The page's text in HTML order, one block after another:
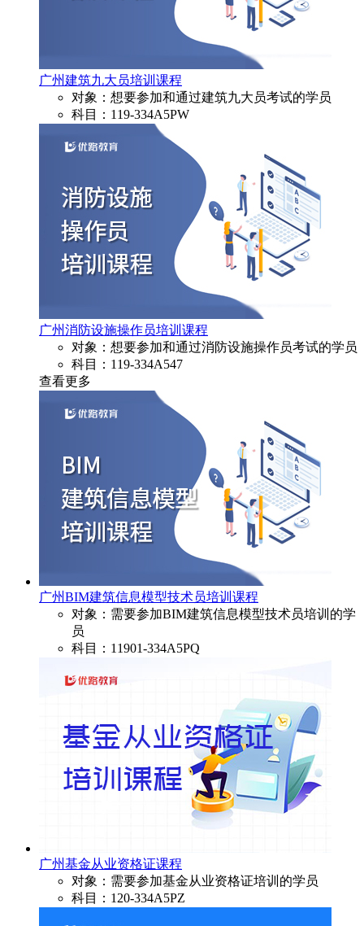
广州建筑九大员培训课程
对象：想要参加和通过建筑九大员考试的学员
科目：119-334A5PW
广州消防设施操作员培训课程
对象：想要参加和通过消防设施操作员考试的学员
科目：119-334A547
查看更多
广州BIM建筑信息模型技术员培训课程
对象：需要参加BIM建筑信息模型技术员培训的学
员
科目：11901-334A5PQ
广州基金从业资格证课程
对象：需要参加基金从业资格证培训的学员
科目：120-334A5PZ